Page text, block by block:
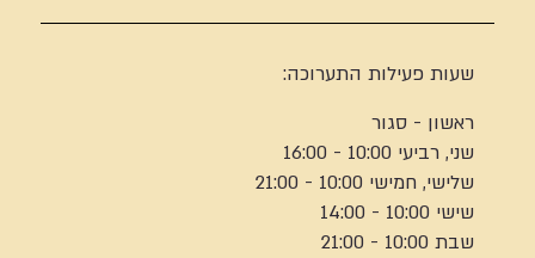
שעות פעילות התערוכה:
ראשון - סגור
שני, רביעי 10:00 - 16:00
שלישי, חמישי 10:00 - 21:00
שישי 10:00 - 14:00
שבת 10:00 - 21:00